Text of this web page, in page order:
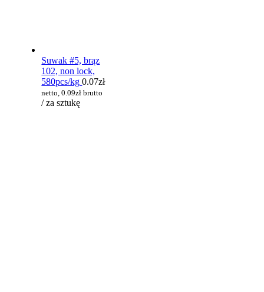
Suwak #5, brąz
102, non lock,
580pcs/kg 0.07zł
netto,0.09zł brutto
/ za sztukę